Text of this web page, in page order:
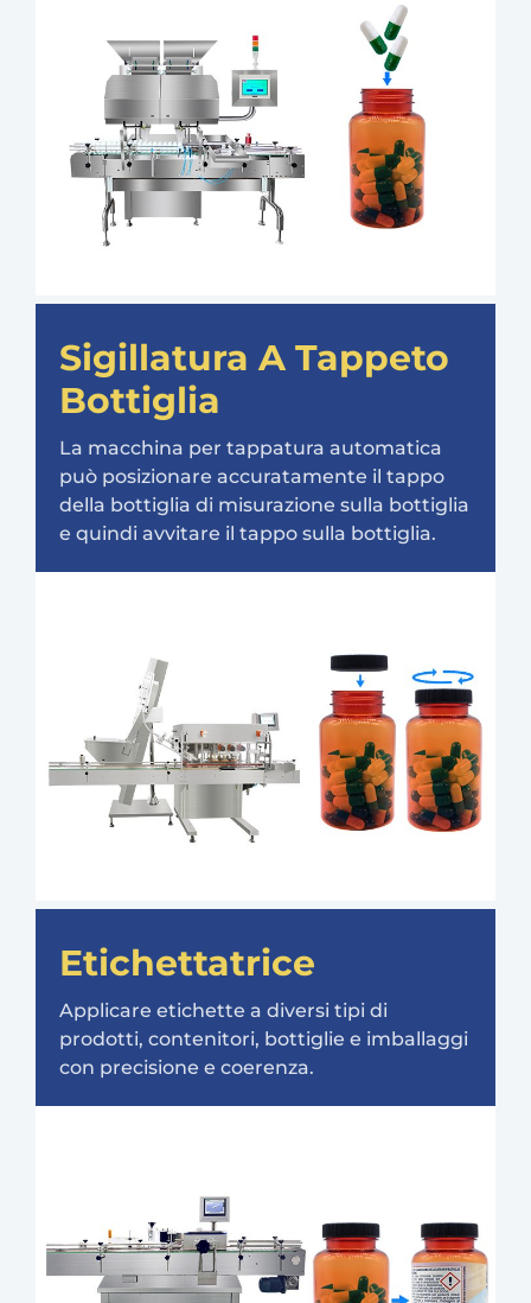
Sigillatura A Tappeto
Bottiglia
La macchina per tappatura automatica
può posizionare accuratamente il tappo
della bottiglia di misurazione sulla bottiglia
e quindi avvitare il tappo sulla bottiglia.
Etichettatrice
Applicare etichette a diversi tipi di
prodotti, contenitori, bottiglie e imballaggi
con precisione e coerenza.